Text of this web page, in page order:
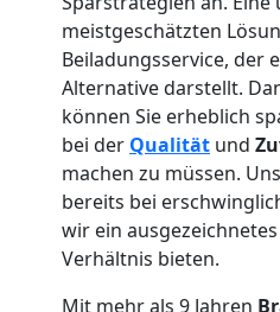
meistgeschätzten
Beiladungsservice, der
Alternative darstellt.
können Sie erheblich
bei der Qualität und
machen zu müssen.
bereits bei
wir ein
Verhältnis bieten.
Mit mehr als 9 Jahren
Beiladung
National
Beiladung
International